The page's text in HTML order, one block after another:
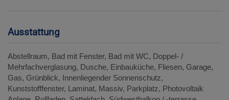
Ausstattung
Abstellraum Bad mit Fenster Bad mit WC Doppel- /
Mehrfachverglasung Dusche Einbauküche Fliesen Garage
Gas Grünblick Innenliegender Sonnenschutz
Kunststofffenster Laminat Massiv Parkplatz Photovoltaik